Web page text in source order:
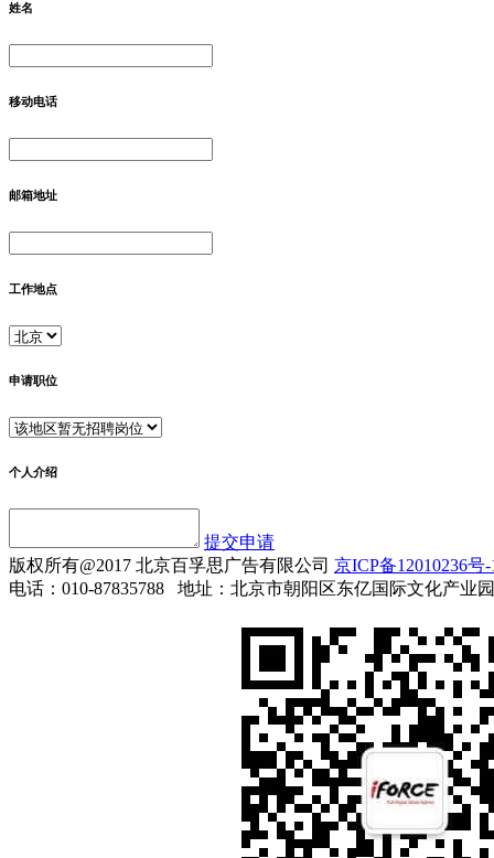
姓名
移动电话
邮箱地址
工作地点
申请职位
个人介绍
提交申请
版权所有@2017 北京百孚思广告有限公司 京ICP备12010236号-
电话：010-87835788 地址：北京市朝阳区东亿国际文化产业